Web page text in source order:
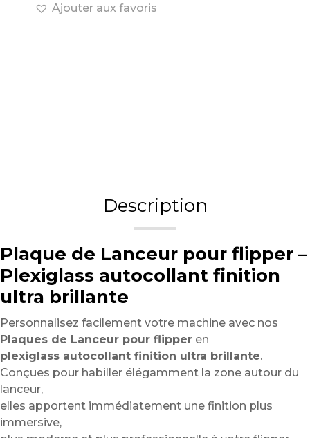
Ajouter aux favoris
Description
Plaque de Lanceur pour flipper –
Plexiglass autocollant finition
ultra brillante
Personnalisez facilement votre machine avec nos
Plaques de Lanceur pour flipper en
plexiglass autocollant finition ultra brillante.
Conçues pour habiller élégamment la zone autour du
lanceur,
elles apportent immédiatement une finition plus
immersive,